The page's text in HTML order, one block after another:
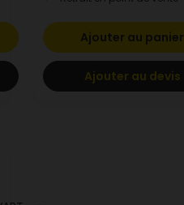
Ajouter au panier
Ajouter au devis